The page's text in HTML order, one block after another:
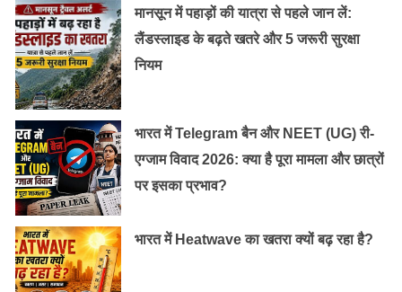
अगर आप स्ट्रिक्ट डायट पर हैं तो खजूर आपके लिए फायदेमंद होते
है। खजूर खुद में ही भरपूर होता है। इसलिए ये आपको ज्यादा नहीं
खाने देता। मालूम हो कि डायटिंग में जो लोग खाना बिल्कुल ही बंद
कर देता है वो वजन कम करने की बजाय वजन बढ़ा लेते है। खजूर
आपको जरूरी न्यूट्रिशिंयस देता है।
मानसून में पहाड़ों की यात्रा से पहले जान लें:
लैंडस्लाइड के बढ़ते खतरे और 5 जरूरी सुरक्षा
नियम
भारत में Telegram बैन और NEET (UG) री-
एग्जाम विवाद 2026: क्या है पूरा मामला और छात्रों
पर इसका प्रभाव?
भारत में Heatwave का खतरा क्यों बढ़ रहा है?